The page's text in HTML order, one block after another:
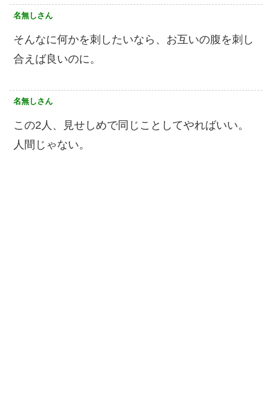
名無しさん
そんなに何かを刺したいなら、お互いの腹を刺し
合えば良いのに。
名無しさん
この2人、見せしめで同じことしてやればいい。
人間じゃない。